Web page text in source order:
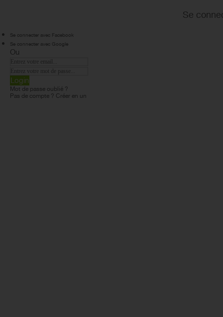
Se
Se connecter avec Facebook
Se connecter avec Google
Ou
Login
Mot de passe oublié ?
Pas de compte ? Créer en un